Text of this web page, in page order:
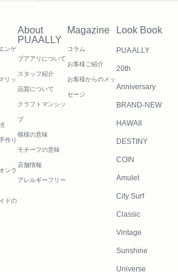
ンゲ
リッ
作り
ンラ
ドの
About
PUAALLY
プアアリについて
スタッフ紹介
品質について
クラフトマンシッ
プ
模様の意味
モチーフの意味
店舗情報
アレルギーフリー
Magazine
コラム
お客様ご紹介
お客様からのメッ
セージ
Look Book
PUA ALLY
20th
Anniversary
BRAND-NEW
HAWAII
DESTINY
COIN
Amulet
City Surf
Classic
Vintage
Sunshine
Universe